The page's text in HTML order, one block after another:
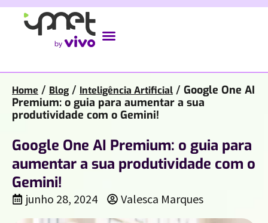
Home / Blog / Inteligência Artificial / Google One AI
Premium: o guia para aumentar a sua
produtividade com o Gemini!
Google One AI Premium: o guia para
aumentar a sua produtividade com o
Gemini!
junho 28, 2024 Valesca Marques